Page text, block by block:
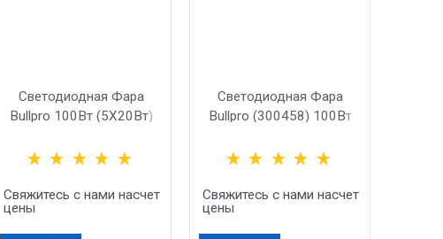
Светодиодная Фара
Bullpro 100Вт (5X20Вт)
Свяжитесь с нами насчет
цены
Светодиодная Фара
Bullpro (300458) 100Вт
Свяжитесь с нами насчет
цены